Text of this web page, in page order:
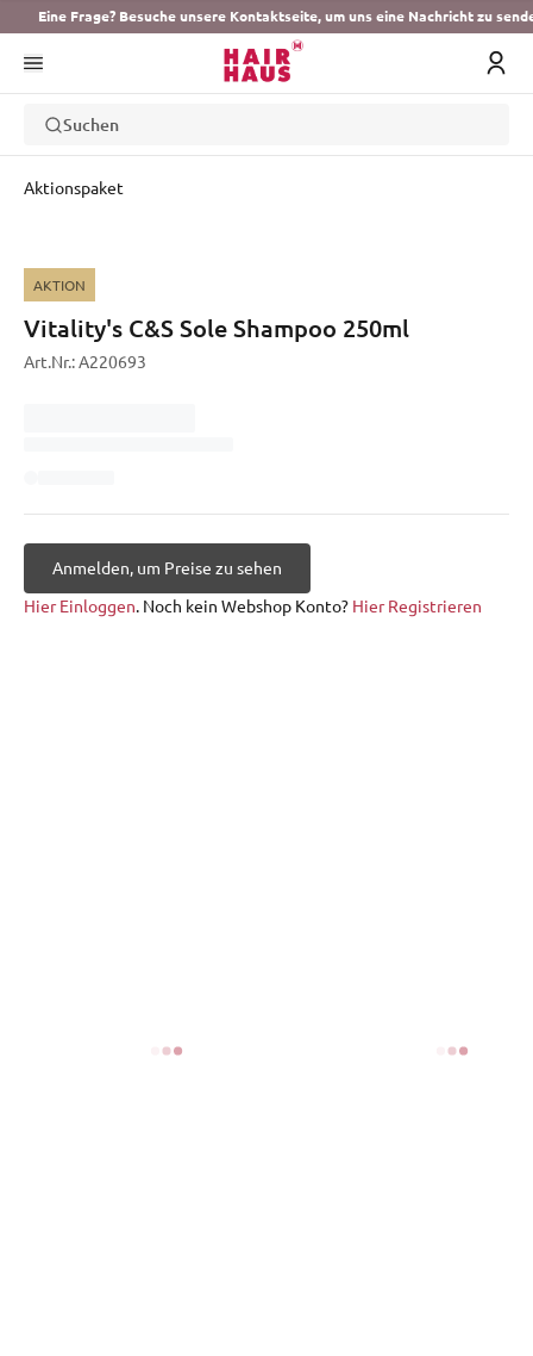
Eine Frage? Besuche unsere Kontaktseite, um uns eine Nachricht zu
Suchen
Aktionspaket
AKTION
Vitality's C&S Sole Shampoo 250ml
Art.Nr.:A220693
Anmelden, um Preise zu sehen
Hier Einloggen. Noch kein Webshop Konto? Hier Registrieren